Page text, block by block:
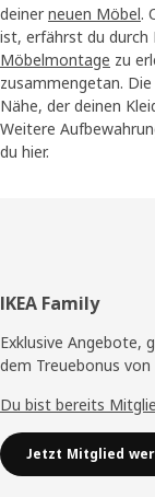
deiner neuen Möbel.
ist, erfährst du durch
Möbelmontage zu
zusammengetan.
Nähe, der deinen
Weitere
du hier.
Fußzeile
IKEA Family
Exklusive Angebote,
dem Treuebonus von
Du bist bereits
Jetzt Mitglied